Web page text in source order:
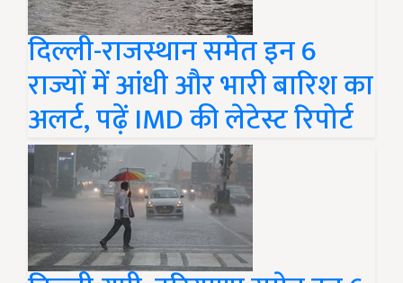
दिल्ली-राजस्थान समेत इन 6
राज्यों में आंधी और भारी बारिश का
अलर्ट, पढ़ें IMD की लेटेस्ट रिपोर्ट